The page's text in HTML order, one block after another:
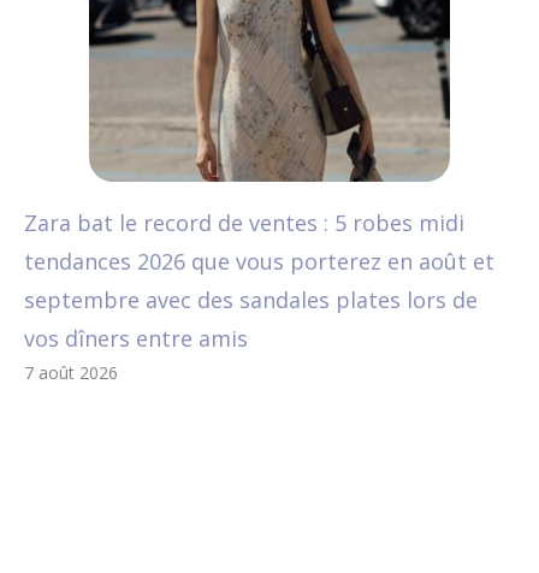
Zara bat le record de ventes : 5 robes midi
tendances 2026 que vous porterez en août et
septembre avec des sandales plates lors de
vos dîners entre amis
7 août 2026